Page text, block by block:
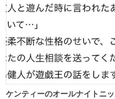
ケンティーのオールナイトニ